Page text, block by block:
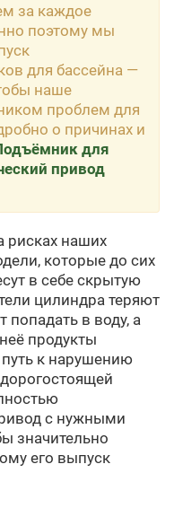
за каждое
поэтому мы
для бассейна —
наше
проблем для
о причинах и
для
привод
рисках наших
которые до сих
в себе скрытую
цилиндра теряют
попадать в воду, а
продукты
к нарушению
с нужными
значительно
его выпуск